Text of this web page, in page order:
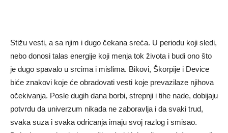
Stižu vesti, a sa njim i dugo čekana sreća. U periodu koji sledi,
nebo donosi talas energije koji menja tok života i budi ono što
je dugo spavalo u srcima i mislima. Bikovi, Škorpije i Device
biće znakovi koje će obradovati vesti koje prevazilaze njihova
očekivanja. Posle dugih dana borbi, strepnji i tihe nade, dobijaju
potvrdu da univerzum nikada ne zaboravlja i da svaki trud,
svaka suza i svaka odricanja imaju svoj razlog i smisao.